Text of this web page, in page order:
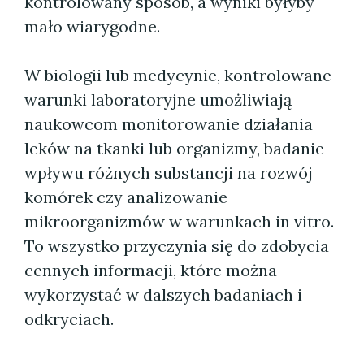
mało wiarygodne.
W biologii lub medycynie, kontrolowane
warunki laboratoryjne umożliwiają
naukowcom monitorowanie działania
leków na tkanki lub organizmy, badanie
wpływu różnych substancji na rozwój
komórek czy analizowanie
mikroorganizmów w warunkach in vitro.
To wszystko przyczynia się do zdobycia
cennych informacji, które można
wykorzystać w dalszych badaniach i
odkryciach.